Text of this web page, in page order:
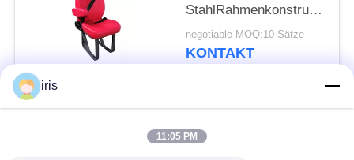
StahlRahmenkonstruktions-
an der Wand
befestigtes
Multifunktions
negotiable MOQ:10 Sätze
KONTAKT
iris
11:05 PM